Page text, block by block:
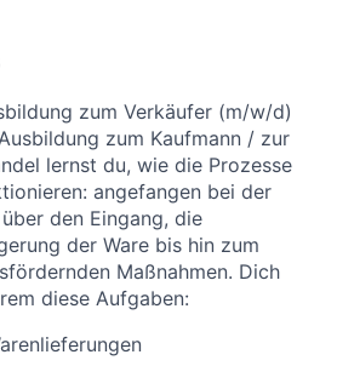
zum Verkäufer (m/w/d)
zum Kaufmann / zur
lernst du, wie die Prozesse
angefangen bei der
den Eingang, die
der Ware bis hin zum
Maßnahmen. Dich
diese Aufgaben: